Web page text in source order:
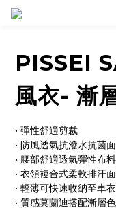
PISSEI
風衣- 漸
• 彈性舒適剪裁
• 防風透氣抗潑水抗菌
• 腰部舒適透氣彈性布料
• 衣領複合式柔軟排汗
• 輕薄可快速收納至車
• 質感莫蘭迪搭配漸層